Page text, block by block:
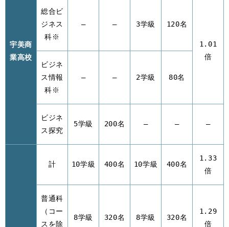
宇美商
業高校
総合ビ
ジネス
科※
– – 3学級 120名
1.01
倍
ビジネ
ス情報
科※
– – 2学級 80名
ビジネ
ス探究
5学級 200名 – – –
計 10学級 400名 10学級 400名
1.33
倍
普通科
（コー
スを除
8学級 320名 8学級 320名
1.29
倍